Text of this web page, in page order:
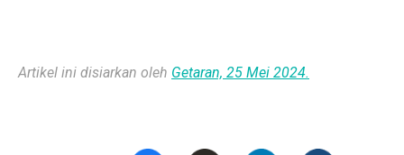
Artikel ini disiarkan oleh Getaran, 25 Mei 2024.